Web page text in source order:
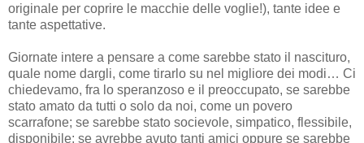
originale per coprire le macchie delle voglie!), tante idee e
tante aspettative.
Giornate intere a pensare a come sarebbe stato il nascituro,
quale nome dargli, come tirarlo su nel migliore dei modi… Ci
chiedevamo, fra lo speranzoso e il preoccupato, se sarebbe
stato amato da tutti o solo da noi, come un povero
scarrafone; se sarebbe stato socievole, simpatico, flessibile,
disponibile; se avrebbe avuto tanti amici oppure se sarebbe